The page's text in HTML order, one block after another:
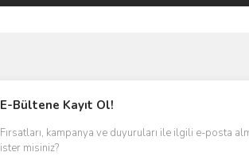
E-Bültene Kayıt Ol!
Fırsatları, kampanya ve duyuruları ile ilgili e-posta
ister misiniz?